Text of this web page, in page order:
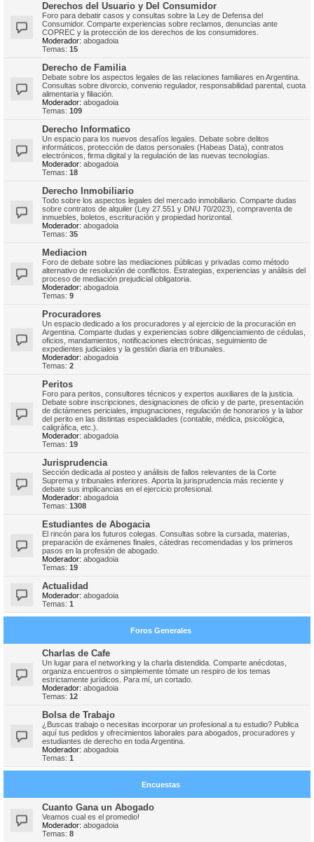
Derechos del Usuario y Del Consumidor
Foro para debatir casos y consultas sobre la Ley de Defensa del
Consumidor. Comparte experiencias sobre reclamos, denuncias ante
COPREC y la protección de los derechos de los consumidores.
Moderador: abogadoia
Temas: 15
Derecho de Familia
Debate sobre los aspectos legales de las relaciones familiares en Argentina.
Consultas sobre divorcio, convenio regulador, responsabilidad parental, cuota
alimentaria y filiación.
Moderador: abogadoia
Temas: 109
Derecho Informatico
Un espacio para los nuevos desafíos legales. Debate sobre delitos
informáticos, protección de datos personales (Habeas Data), contratos
electrónicos, firma digital y la regulación de las nuevas tecnologías.
Moderador: abogadoia
Temas: 18
Derecho Inmobiliario
Todo sobre los aspectos legales del mercado inmobiliario. Comparte dudas
sobre contratos de alquiler (Ley 27.551 y DNU 70/2023), compraventa de
inmuebles, boletos, escrituración y propiedad horizontal.
Moderador: abogadoia
Temas: 35
Mediacion
Foro de debate sobre las mediaciones públicas y privadas como método
alternativo de resolución de conflictos. Estrategias, experiencias y análisis del
proceso de mediación prejudicial obligatoria.
Moderador: abogadoia
Temas: 9
Procuradores
Un espacio dedicado a los procuradores y al ejercicio de la procuración en
Argentina. Comparte dudas y experiencias sobre diligenciamiento de cédulas,
oficios, mandamientos, notificaciones electrónicas, seguimiento de
expedientes judiciales y la gestión diaria en tribunales.
Moderador: abogadoia
Temas: 2
Peritos
Foro para peritos, consultores técnicos y expertos auxiliares de la justicia.
Debate sobre inscripciones, designaciones de oficio y de parte, presentación
de dictámenes periciales, impugnaciones, regulación de honorarios y la labor
del perito en las distintas especialidades (contable, médica, psicológica,
caligráfica, etc.).
Moderador: abogadoia
Temas: 19
Jurisprudencia
Sección dedicada al posteo y análisis de fallos relevantes de la Corte
Suprema y tribunales inferiores. Aporta la jurisprudencia más reciente y
debate sus implicancias en el ejercicio profesional.
Moderador: abogadoia
Temas: 1308
Estudiantes de Abogacia
El rincón para los futuros colegas. Consultas sobre la cursada, materias,
preparación de exámenes finales, cátedras recomendadas y los primeros
pasos en la profesión de abogado.
Moderador: abogadoia
Temas: 19
Actualidad
Moderador: abogadoia
Temas: 1
Foros Generales
Charlas de Cafe
Un lugar para el networking y la charla distendida. Comparte anécdotas,
organiza encuentros o simplemente tómate un respiro de los temas
estrictamente jurídicos. Para mí, un cortado.
Moderador: abogadoia
Temas: 12
Bolsa de Trabajo
¿Buscas trabajo o necesitas incorporar un profesional a tu estudio? Publica
aquí tus pedidos y ofrecimientos laborales para abogados, procuradores y
estudiantes de derecho en toda Argentina.
Moderador: abogadoia
Temas: 1
Encuestas
Cuanto Gana un Abogado
Veamos cual es el promedio!
Moderador: abogadoia
Temas: 8